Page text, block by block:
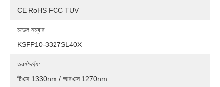
CE RoHS FCC TUV
মডেল নম্বার:
KSFP10-3327SL40X
তরঙ্গদৈর্ঘ্য:
টিএক্স 1330nm / আরএক্স 1270nm